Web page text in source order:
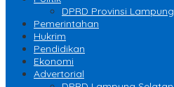
DPRD Provinsi Lampung
Pemerintahan
Hukrim
Pendidikan
Ekonomi
Advertorial